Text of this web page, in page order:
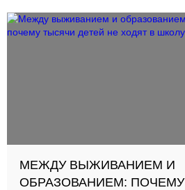
МЕЖДУ ВЫЖИВАНИЕМ И
ОБРАЗОВАНИЕМ: ПОЧЕМУ